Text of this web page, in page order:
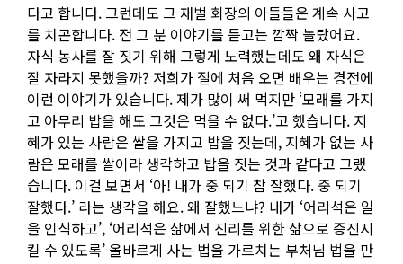
다고 합니다. 그런데도 그 재벌 회장의 아들들은 계속 사고
를 치곤합니다. 전 그 분 이야기를 듣고는 깜짝 놀랐어요.
자식 농사를 잘 짓기 위해 그렇게 노력했는데도 왜 자식은
잘 자라지 못했을까? 저희가 절에 처음 오면 배우는 경전에
이런 이야기가 있습니다. 제가 많이 써 먹지만 ‘모래를 가지
고 아무리 밥을 해도 그것은 먹을 수 없다.’고 했습니다. 지
혜가 있는 사람은 쌀을 가지고 밥을 짓는데, 지혜가 없는 사
람은 모래를 쌀이라 생각하고 밥을 짓는 것과 같다고 그랬
습니다. 이걸 보면서 ‘아! 내가 중 되기 참 잘했다. 중 되기
잘했다.’ 라는 생각을 해요. 왜 잘했느냐? 내가 ‘어리석은 일
을 인식하고’, ‘어리석은 삶에서 진리를 위한 삶으로 증진시
킬 수 있도록’ 올바르게 사는 법을 가르치는 부처님 법을 만